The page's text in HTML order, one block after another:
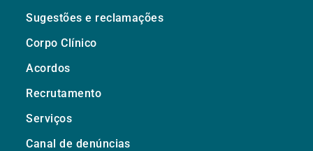
Sugestões e reclamações
Corpo Clínico
Acordos
Recrutamento
Serviços
Canal de denúncias